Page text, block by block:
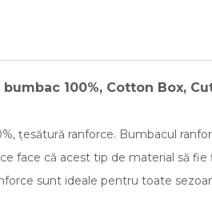
100%, Cotton Box,
țesătură ranforce. Bumbacul
face că acest tip de material să fie
sunt ideale pentru toate